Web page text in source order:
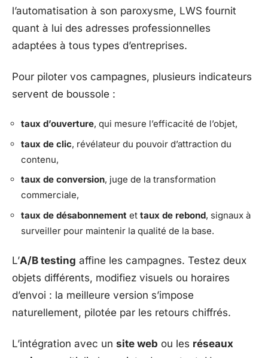
l’automatisation à son paroxysme, LWS fournit
quant à lui des adresses professionnelles
adaptées à tous types d’entreprises.
Pour piloter vos campagnes, plusieurs indicateurs
servent de boussole :
taux d’ouverture, qui mesure l’efficacité de l’objet,
taux de clic, révélateur du pouvoir d’attraction du
contenu,
taux de conversion, juge de la transformation
commerciale,
taux de désabonnement et taux de rebond, signaux à
surveiller pour maintenir la qualité de la base.
L’A/B testing affine les campagnes. Testez deux
objets différents, modifiez visuels ou horaires
d’envoi : la meilleure version s’impose
naturellement, pilotée par les retours chiffrés.
L’intégration avec un site web ou les réseaux